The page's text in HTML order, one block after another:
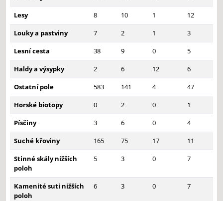
Lesy
8 10 1
12
Louky a pastviny
7 2 1
3
Lesní cesta
38 9 0
5
Haldy a výsypky
2 6 12
6
Ostatní pole
583 141 4
47
Horské biotopy
0 2 0
1
Písčiny
3 6 0
4
Suché křoviny
165 75 17
11
Stinné skály nižších
poloh
5 3 0 7
Kamenité suti nižších
poloh
6 3 0 7